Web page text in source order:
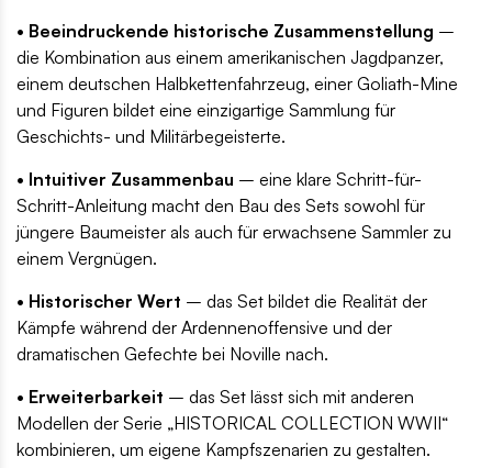
• Beeindruckende historische Zusammenstellung –
die Kombination aus einem amerikanischen Jagdpanzer,
einem deutschen Halbkettenfahrzeug, einer Goliath-Mine
und Figuren bildet eine einzigartige Sammlung für
Geschichts- und Militärbegeisterte.
• Intuitiver Zusammenbau – eine klare Schritt-für-
Schritt-Anleitung macht den Bau des Sets sowohl für
jüngere Baumeister als auch für erwachsene Sammler zu
einem Vergnügen.
• Historischer Wert – das Set bildet die Realität der
Kämpfe während der Ardennenoffensive und der
dramatischen Gefechte bei Noville nach.
• Erweiterbarkeit – das Set lässt sich mit anderen
Modellen der Serie „HISTORICAL COLLECTION WWII“
kombinieren, um eigene Kampfszenarien zu gestalten.